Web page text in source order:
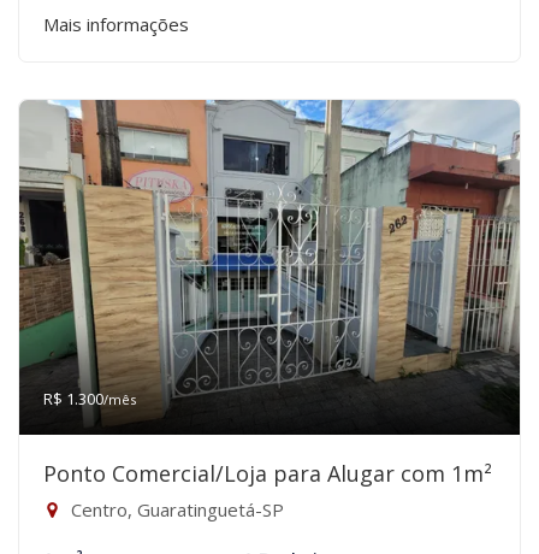
Mais informações
R$ 1.300/mês
Ponto Comercial/Loja para Alugar com 1m²
Centro, Guaratinguetá-SP